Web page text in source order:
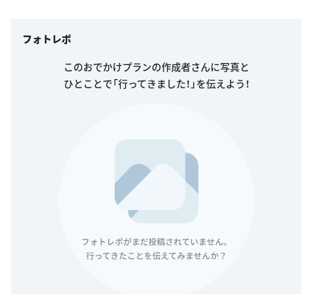
フォトレポ
このおでかけプランの作成者さんに写真と
ひとことで「行ってきました！」を伝えよう！